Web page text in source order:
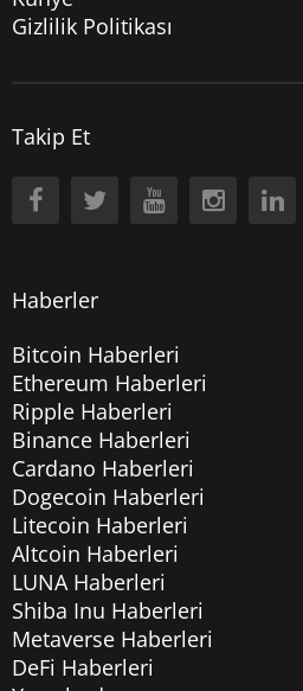
Gizlilik Politikası
Takip Et
Haberler
Bitcoin Haberleri
Ethereum Haberleri
Ripple Haberleri
Binance Haberleri
Cardano Haberleri
Dogecoin Haberleri
Litecoin Haberleri
Altcoin Haberleri
LUNA Haberleri
Shiba Inu Haberleri
Metaverse Haberleri
DeFi Haberleri